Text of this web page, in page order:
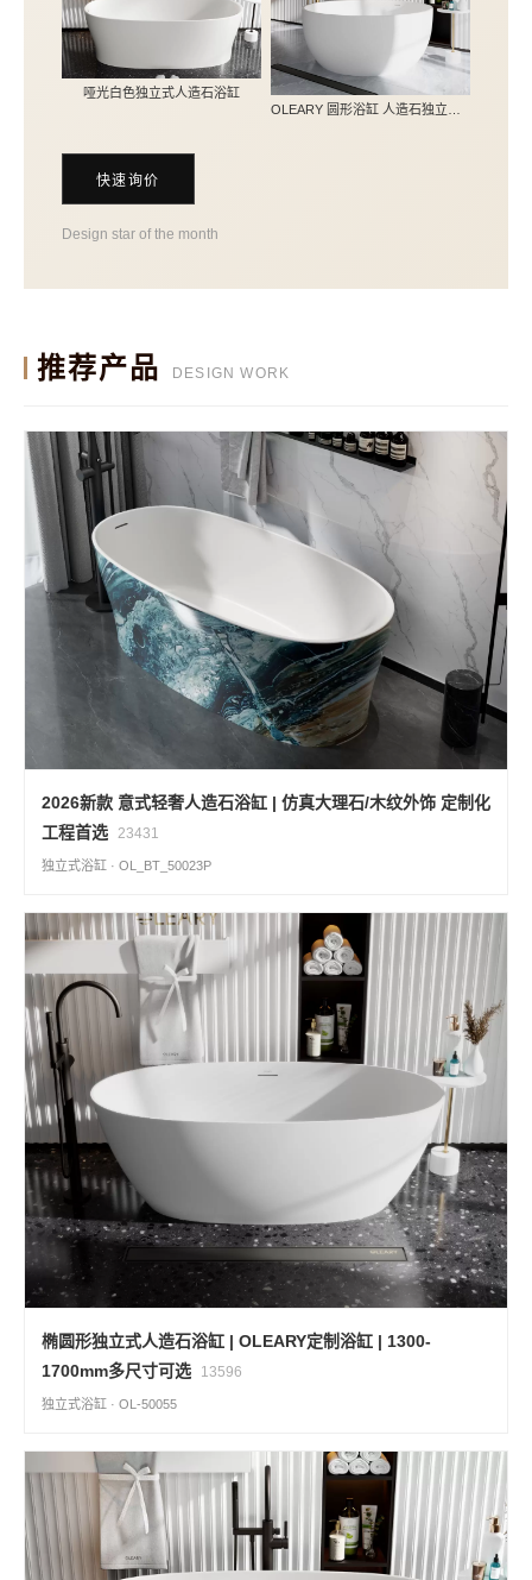
哑光白色独立式人造石浴缸
快速询价
Design star of the month
推荐产品 DESIGN WORK
2026新款 意式轻奢人造石浴缸 | 仿真大理石/木纹外饰 定制化
工程首选 23431
独立式浴缸 · OL_BT_50023P
椭圆形独立式人造石浴缸 | OLEARY定制浴缸 | 1300-
1700mm多尺寸可选
13596
独立式浴缸 · OL-50055